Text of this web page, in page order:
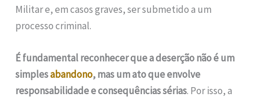
Militar e, em casos graves, ser submetido a um
processo criminal.
É fundamental reconhecer que a deserção não é um
simplesabandono, mas um ato que envolve
responsabilidade e consequências sérias. Por isso, a